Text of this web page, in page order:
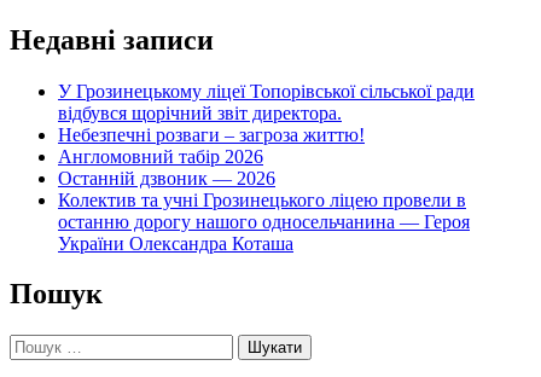
Недавні записи
У Грозинецькому ліцеї Топорівської сільської ради
відбувся щорічний звіт директора.
Небезпечні розваги – загроза життю!
Англомовний табір 2026
Останній дзвоник — 2026
Колектив та учні Грозинецького ліцею провели в
останню дорогу нашого односельчанина — Героя
України Олександра Коташа
Пошук
Пошук: